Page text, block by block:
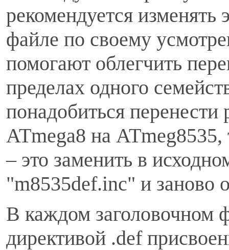
рекомендуется изменять
файле по своему
помогают облегчить
пределах одного
понадобиться
ATmega8 на ATmeg8535,
– это заменить в
"m8535def.inc" и заново
В каждом
директивой .def